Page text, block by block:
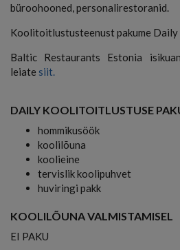
büroohooned, personalirestoranid.
Koolitoitlustusteenust pakume Daily
Baltic Restaurants Estonia
leiate siit.
DAILY KOOLITOITLUSTUSE
hommikusöök
koolilõuna
koolieine
tervislik koolipuhvet
huviringi pakk
KOOLILÕUNA VALMISTAMISEL
EI PAKU